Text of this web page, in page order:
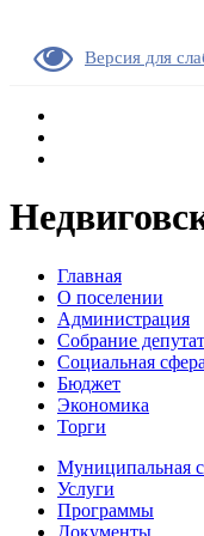
Версия для
Главная
О поселении
Администрация
Собрание
Социальная сфера
Бюджет
Экономика
Торги
Муниципальная
Услуги
Программы
Документы